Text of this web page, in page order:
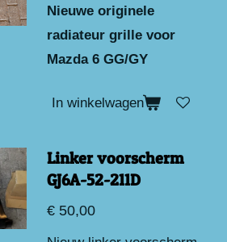
Nieuwe originele
radiateur grille voor
Mazda 6 GG/GY
In winkelwagen
Linker voorscherm
GJ6A-52-211D
€ 50,00